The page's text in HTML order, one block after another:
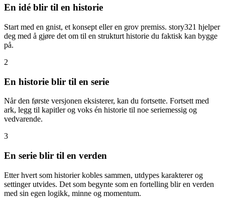
En idé blir til en historie
Start med en gnist, et konsept eller en grov premiss. story321 hjelper
deg med å gjøre det om til en strukturt historie du faktisk kan bygge
på.
2
En historie blir til en serie
Når den første versjonen eksisterer, kan du fortsette. Fortsett med
ark, legg til kapitler og voks én historie til noe seriemessig og
vedvarende.
3
En serie blir til en verden
Etter hvert som historier kobles sammen, utdypes karakterer og
settinger utvides. Det som begynte som en fortelling blir en verden
med sin egen logikk, minne og momentum.